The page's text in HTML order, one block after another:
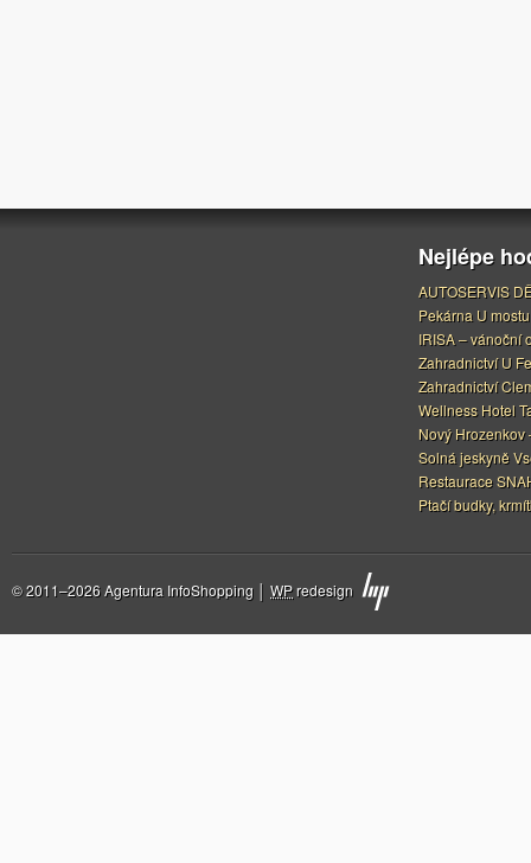
Nejlépe
AUTOSERVIS
Pekárna U mostu
IRISA – vánoční
Zahradnictví U
Zahradnictví
Wellness Hotel
Nový Hrozenkov
Solná jeskyně
Restaurace
Ptačí budky,
© 2011–2026 Agentura InfoShopping │ WPredesign